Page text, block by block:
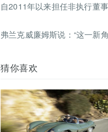
自2011年以来担任非执行董
弗兰克威廉姆斯说：“这一新
猜你喜欢